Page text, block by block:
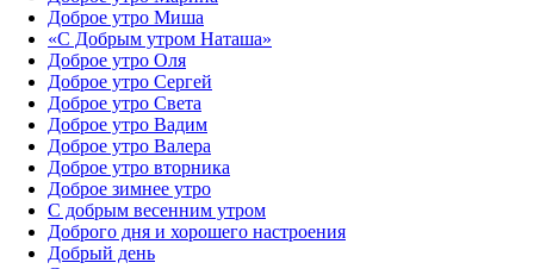
Доброе утро Миша
«С Добрым утром Наташа»
Доброе утро Оля
Доброе утро Сергей
Доброе утро Света
Доброе утро Вадим
Доброе утро Валера
Доброе утро вторника
Доброе зимнее утро
С добрым весенним утром
Доброго дня и хорошего настроения
Добрый день